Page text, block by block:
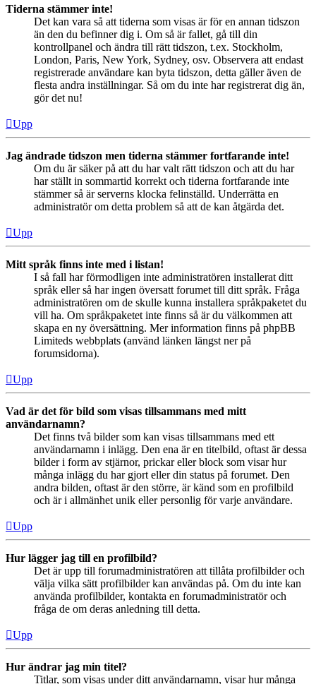
Tiderna stämmer inte!
Det kan vara så att tiderna som visas är för en annan tidszon
än den du befinner dig i. Om så är fallet, gå till din
kontrollpanel och ändra till rätt tidszon, t.ex. Stockholm,
London, Paris, New York, Sydney, osv. Observera att endast
registrerade användare kan byta tidszon, detta gäller även de
flesta andra inställningar. Så om du inte har registrerat dig än,
gör det nu!
Upp
Jag ändrade tidszon men tiderna stämmer fortfarande inte!
Om du är säker på att du har valt rätt tidszon och att du har
har ställt in sommartid korrekt och tiderna fortfarande inte
stämmer så är serverns klocka felinställd. Underrätta en
administratör om detta problem så att de kan åtgärda det.
Upp
Mitt språk finns inte med i listan!
I så fall har förmodligen inte administratören installerat ditt
språk eller så har ingen översatt forumet till ditt språk. Fråga
administratören om de skulle kunna installera språkpaketet du
vill ha. Om språkpaketet inte finns så är du välkommen att
skapa en ny översättning. Mer information finns på phpBB
Limiteds webbplats (använd länken längst ner på
forumsidorna).
Upp
Vad är det för bild som visas tillsammans med mitt
användarnamn?
Det finns två bilder som kan visas tillsammans med ett
användarnamn i inlägg. Den ena är en titelbild, oftast är dessa
bilder i form av stjärnor, prickar eller block som visar hur
många inlägg du har gjort eller din status på forumet. Den
andra bilden, oftast är den större, är känd som en profilbild
och är i allmänhet unik eller personlig för varje användare.
Upp
Hur lägger jag till en profilbild?
Det är upp till forumadministratören att tillåta profilbilder och
välja vilka sätt profilbilder kan användas på. Om du inte kan
använda profilbilder, kontakta en forumadministratör och
fråga de om deras anledning till detta.
Upp
Hur ändrar jag min titel?
Titlar, som visas under ditt användarnamn, visar hur många